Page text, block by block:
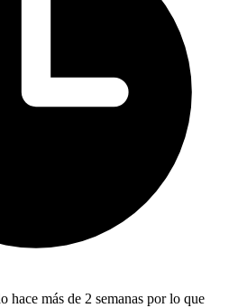
hace más de 2 semanas por lo que